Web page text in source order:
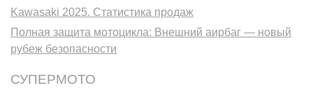
Kawasaki 2025. Статистика продаж
Полная защита мотоцикла: Внешний аирбаг — новый
рубеж безопасности
СУПЕРМОТО